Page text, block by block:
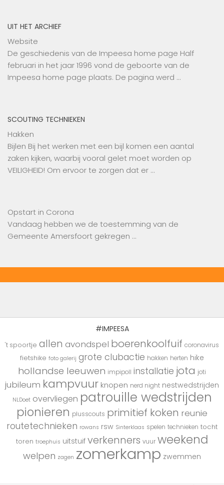
UIT HET ARCHIEF
Website
De geschiedenis van de Impeesa home page Half
februari in het jaar 1996 vond de geboorte van de
Impeesa home page plaats. De pagina werd …
SCOUTING TECHNIEKEN
Hakken
Bijlen Bij het werken met een bijl komen een aantal
zaken kijken, waarbij vooral gelet moet worden op
VEILIGHEID! Om ervoor te zorgen dat er …
Opstart in Corona
Vandaag hebben we de toestemming van de
Gemeente Amersfoort gekregen …
#IMPEESA
't spoortje allen avondspel boerenkoolfuif coronavirus
fietshike foto galerij grote clubactie hakken herten hike
hollandse leeuwen impipoll installatie jota joti
jubileum kampvuur knopen nerd night nestwedstrijden
NLDoet overvliegen patrouille wedstrijden
pionieren plusscouts primitief koken reunie
routetechnieken rowans rsw Sinterklaas spelen technieken tocht
toren troephuis uitstuif verkenners vuur weekend
welpen zagen zomerkamp zwemmen